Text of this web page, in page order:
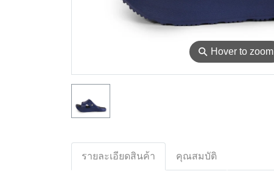
⚲ Hover to zoom
รายละเอียดสินค้า คุณสมบัติ